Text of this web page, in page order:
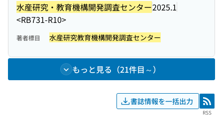
水産研究・教育機構開発調査センター2025.1
<RB731-R10>
著者標目 水産研究教育機構開発調査センター
もっと見る（21件目～）
書誌情報を一括出力 RSS
RSS